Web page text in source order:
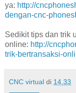
ya: http://
dengan-cnc-
Sedikit tips dan trik
online: http://
trik-bertransaksi-
CNC virtual di 14.33